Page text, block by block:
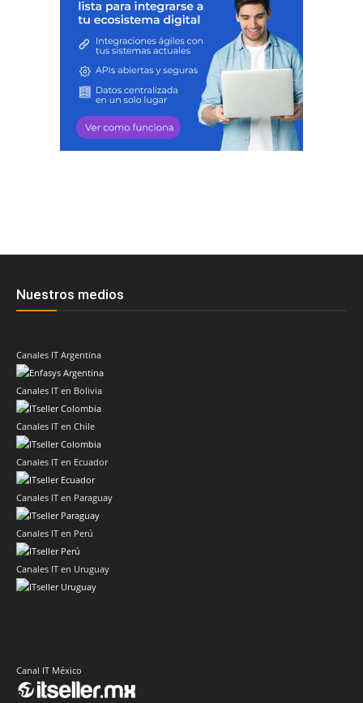
Nuestros medios
Canales IT Argentina
Canales IT en Bolivia
Canales IT en Chile
Canales IT en Ecuador
Canales IT en Paraguay
Canales IT en Perú
Canales IT en Uruguay
Canal IT México